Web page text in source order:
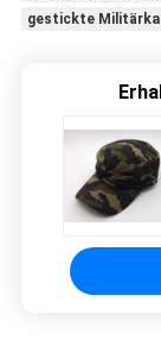
gestickte